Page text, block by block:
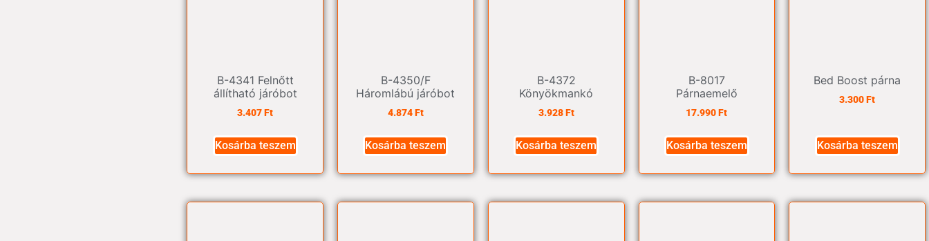
B-4341 Felnőtt
állítható járóbot
3.407Ft
Kosárba teszem
B-4350/F
Háromlábú járóbot
4.874Ft
Kosárba teszem
B-4372
Könyökmankó
3.928Ft
Kosárba teszem
B-8017
Párnaemelő
17.990Ft
Kosárba teszem
Bed Boost párna
3.300Ft
Kosárba teszem